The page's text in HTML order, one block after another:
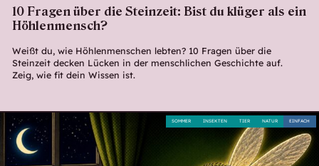
10 Fragen über die Steinzeit: Bist du klüger als ein
Höhlenmensch?
Weißt du, wie Höhlenmenschen lebten? 10 Fragen über die
Steinzeit decken Lücken in der menschlichen Geschichte auf.
Zeig, wie fit dein Wissen ist.
EINFACH
NATUR
TIER
INSEKTEN
SOMMER